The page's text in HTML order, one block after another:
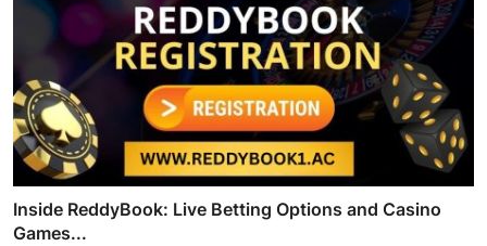
Inside ReddyBook: Live Betting Options and Casino
Games...